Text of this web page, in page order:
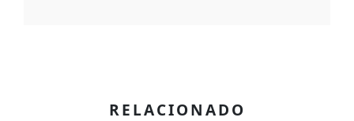
RELACIONADO